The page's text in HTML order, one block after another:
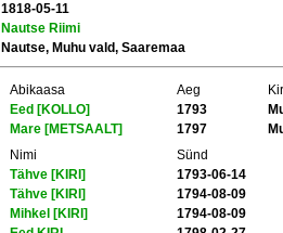
1818-05-11
Nautse Riimi
Nautse, Muhu vald, Saaremaa
Abikaasa Aeg
Eed [KOLLO]
1793
Mare [METSAALT]
1797
Nimi
Sünd
Tähve [KIRI]
1793-06-14
Tähve [KIRI]
1794-08-09
Mihkel [KIRI]
1794-08-09